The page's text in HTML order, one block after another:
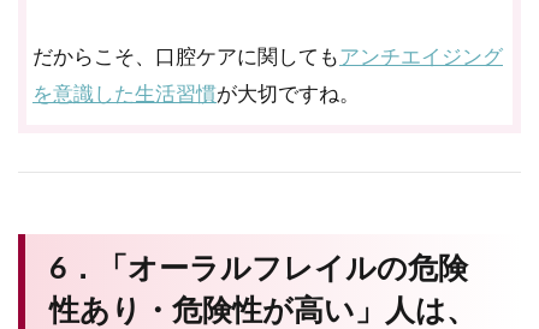
だからこそ、口腔ケアに関してもアンチエイジング
を意識した生活習慣が大切ですね。
6．「オーラルフレイルの危険
性あり・危険性が高い」人は、